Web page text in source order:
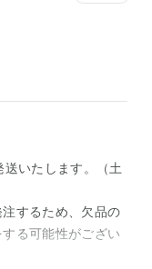
いたします。（土
するため、欠品の
る可能性がござい